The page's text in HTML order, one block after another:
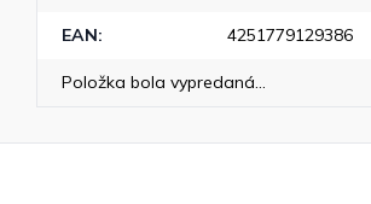
EAN: 4251779129386
Položka bola vypredaná…